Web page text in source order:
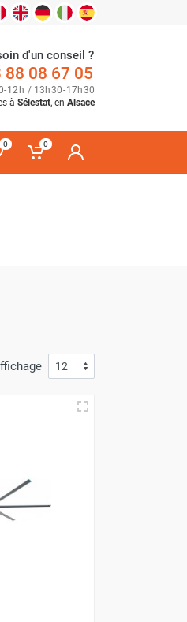
d'un conseil ?
88 08 67 05
-12h / 13h30-17h30
à Sélestat, en Alsace
0 0